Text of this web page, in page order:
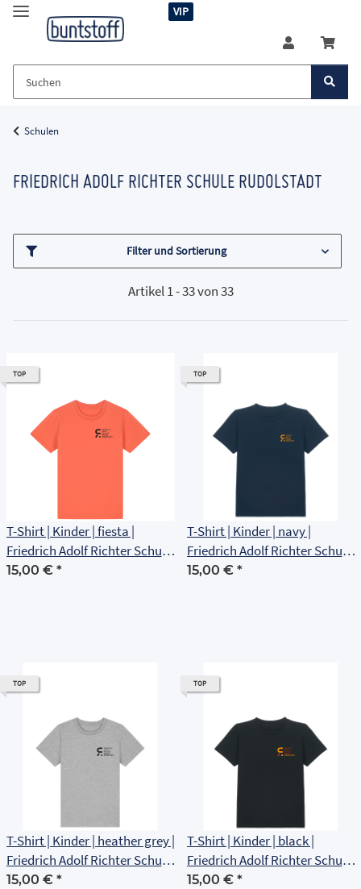
VIP
Schulen
FRIEDRICH ADOLF RICHTER SCHULE RUDOLSTADT
Filter und Sortierung
Artikel 1 - 33 von 33
TOP
T-Shirt | Kinder | fiesta |
Friedrich Adolf Richter Schule
Rudolstadt
15,00 € *
TOP
T-Shirt | Kinder | navy |
Friedrich Adolf Richter Schule
Rudolstadt
15,00 € *
TOP
T-Shirt | Kinder | heather grey |
Friedrich Adolf Richter Schule
Rudolstadt
15,00 € *
TOP
T-Shirt | Kinder | black |
Friedrich Adolf Richter Schule
Rudolstadt
15,00 € *